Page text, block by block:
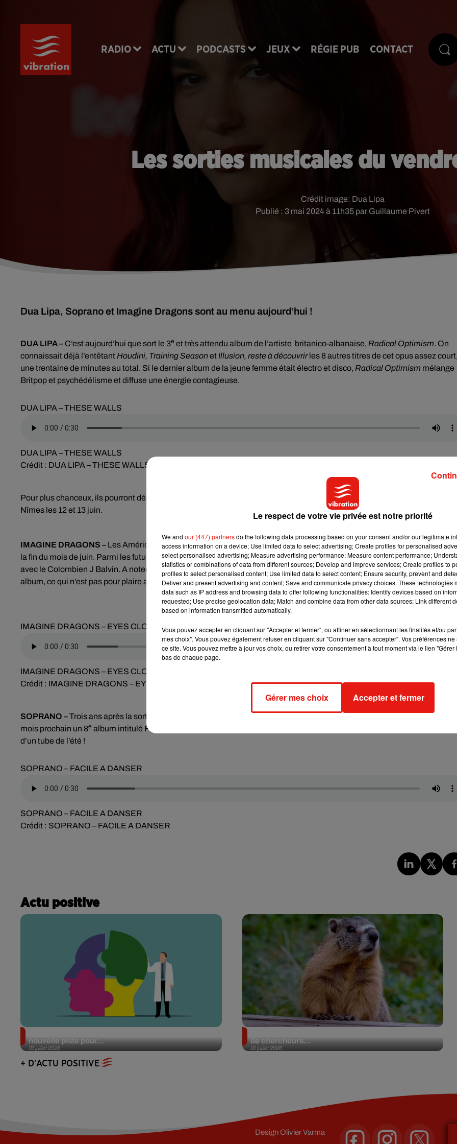
RADIO ACTU PODCASTS JEUX RÉGIE PUB CONTACT
Les sorties musicales du
Publié : 3 mai 2024 à 11h35 par Guillaume Pivert
Crédit image: Dua Lipa
Dua Lipa, Soprano et Imagine Dragons sont au menu aujourd’hui !
DUA LIPA – C’est aujourd’hui que sort le 3e et très attendu album de l’artiste britanico-albanaise, Radical Optimism. On
connaissait déjà l’entêtant Houdini, Training Seasonet Illusion, reste à découvrirles 8 autres titres de cet opus assez
une trentaine de minutes au total. Si le dernier album de la jeune femme était électro et disco, Radical Optimism mélange
Britpop et psychédélisme et diffuse une énergie contagieuse.
DUA LIPA – THESE WALLS
DUA LIPA – THESE WALLS
Crédit : DUA LIPA – THESE WALLS
Pour plus chanceux, ils pourront découvrir ce nouvel album lors de la tournée européenne de Dua Lipa. L’artiste fera étape
Nîmes les 12 et 13 juin.
IMAGINE DRAGONS – Les Américains d’Imagine Dragons sont de retour ! Ils travaillent à un 6 album Loom qui doit
la fin du mois de juin. Parmi les futurs titres de l’opus,Eyes Closed, un single explosif qui a déjà tout d’un hit, en
avec le Colombien J Balvin. A noter que le groupe s’est passé des services de son batteur habituel Daniel Platzman pour
album, ce qui n’est pas pour plaire aux fans.
IMAGINE DRAGONS – EYES CLOSED
IMAGINE DRAGONS – EYES CLOSED
Crédit : IMAGINE DRAGONS – EYES CLOSED
SOPRANO –Trois ans après la sortie de son dernier album écoulé à plus de 300 000 exemplaires, Soprano va dévoiler le
mois prochain un 8e album intitulé Freedom. Le Marseillais dévoile aujourd’hui un nouvel extrait,
d’un tube de l’été !
SOPRANO – FACILE A DANSER
SOPRANO – FACILE A DANSER
Crédit : SOPRANO – FACILE A DANSER
Actu positive
31 juillet 2026
nouvelle piste pour...
31 juillet 2026
de chercheurs...
+ D'ACTU POSITIVE
DesignOlivier Varma
Le respect de votre vie privée est notre priorité
We and our (447) partnersdo the following data processing based on your consent and/or our legitimate
access information on a device; Use limited data to select advertising; Create profiles for personalised
select personalised advertising; Measure advertising performance; Measure content performance;
statistics or combinations of data from different sources; Develop and improve services; Create profiles to
profiles to select personalised content; Use limited data to select content; Ensure security, prevent and
Deliver and present advertising and content; Save and communicate privacy choices. These technologies
data such as IP address and browsing data to offer following functionalities: Identify devices based on
requested; Use precise geolocation data; Match and combine data from other data sources; Link different
based on information transmitted automatically.
Vous pouvez accepter en cliquant sur "Accepter et fermer", ou affiner en sélectionnant les finalités et/ou
mes choix". Vous pouvez également refuser en cliquant sur "Continuer sans accepter". Vos préférences
ce site. Vous pouvez mettre à jour vos choix, ou retirer votre consentement à tout moment via le lien
bas de chaque page.
Gérer mes choix Accepter et fermer